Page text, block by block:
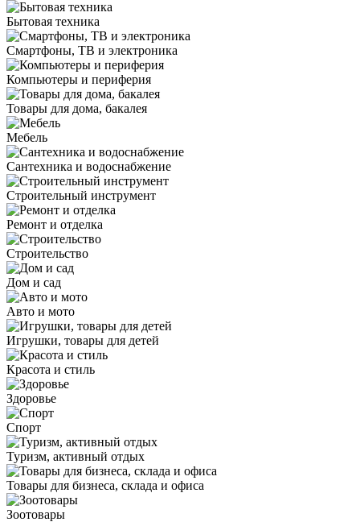
Бытовая техника
Смартфоны, ТВ и электроника
Компьютеры и периферия
Товары для дома, бакалея
Мебель
Сантехника и водоснабжение
Строительный инструмент
Ремонт и отделка
Строительство
Дом и сад
Авто и мото
Игрушки, товары для детей
Красота и стиль
Здоровье
Спорт
Туризм, активный отдых
Товары для бизнеса, склада и офиса
Зоотовары